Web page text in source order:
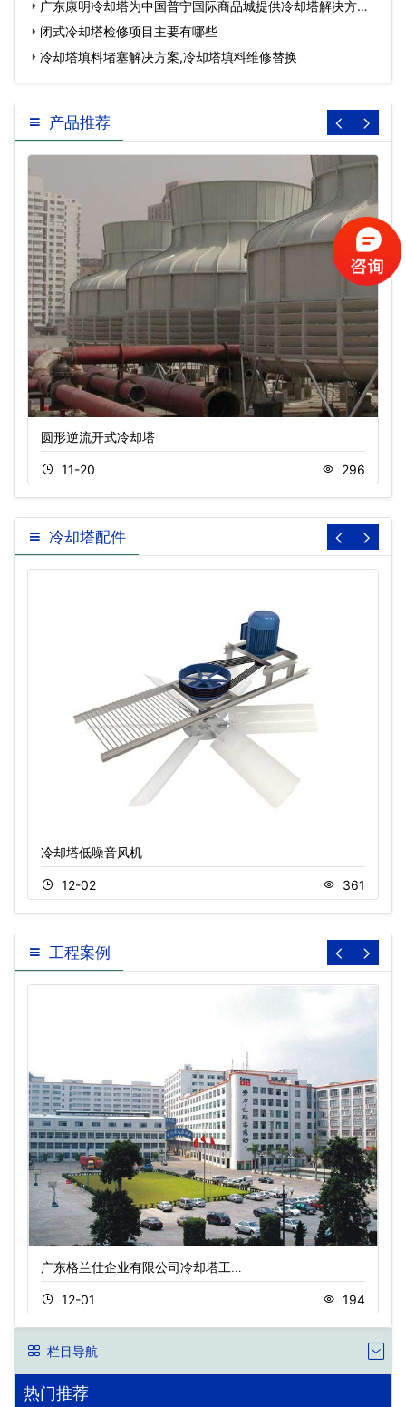
广东康明冷却塔为中国普宁国际商品城提供冷却塔解决方
案…闭式冷却塔检修项目主要有哪些
冷却塔填料堵塞解决方案,冷却塔填料维修替换
产品推荐
圆形逆流开式冷却塔
11-20 296
冷却塔配件
冷却塔低噪音风机
12-02 361
工程案例
广东格兰仕企业有限公司冷却塔工…
12-01 194
栏目导航
热门推荐